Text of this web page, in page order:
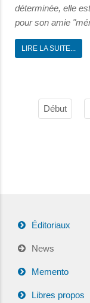
déterminée, elle
pour son amie
LIRE LA SUITE...
Début
Éditoriaux
News
Memento
Libres propos